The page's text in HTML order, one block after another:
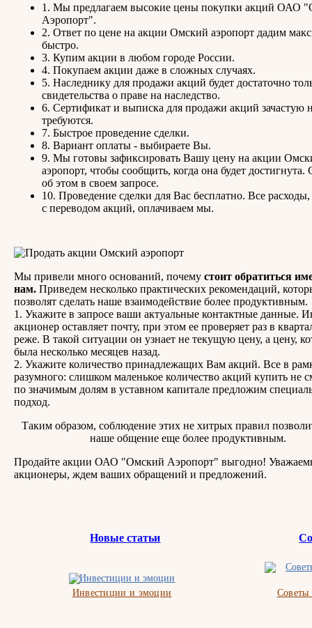
1. Мы предлагаем высокие цены покупки акций ОАО
Аэропорт".
2. Ответ по цене на акции Омский аэропорт дадим
быстро.
3. Купим акции в любом городе России.
4. Покупаем акции даже в сложных случаях.
5. Наследнику для продажи акций будет достаточно
свидетельства о праве на наследство.
6. Сертификат и выписка для продажи акций зачастую
требуются.
7. Быстрое проведение сделки.
8. Вариант оплаты - выбираете Вы.
9. Мы готовы зафиксировать Вашу цену на акции
аэропорт, чтобы сообщить, когда она будет
об этом в своем запросе.
10. Проведение сделки для Вас бесплатно. Все
с переводом акций, оплачиваем мы.
Мы привели много оснований, почему стоит обратиться
нам. Приведем несколько практических рекомендаций,
позволят сделать наше взаимодействие более продуктивным.
1. Укажите в запросе ваши актуальные контактные данные.
акционер оставляет почту, при этом ее проверяет раз в
реже. В такой ситуации он узнает не текущую цену, а цену,
была несколько месяцев назад.
2. Укажите количество принадлежащих Вам акций. Все в
разумного: слишком маленькое количество акций купить не
по значимым долям в уставном капитале предложим
подход.
Таким образом, соблюдение этих не хитрых правил
наше общение еще более продуктивным.
Продайте акции ОАО "Омский Аэропорт" выгодно!
акционеры, ждем ваших обращений и предложений.
Новые статьи
Инвестиции и эмоции Советы